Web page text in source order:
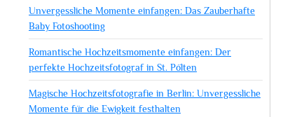
Unvergessliche Momente einfangen: Das Zauberhafte
Baby Fotoshooting
Romantische Hochzeitsmomente einfangen: Der
perfekte Hochzeitsfotograf in St. Pölten
Magische Hochzeitsfotografie in Berlin: Unvergessliche
Momente für die Ewigkeit festhalten